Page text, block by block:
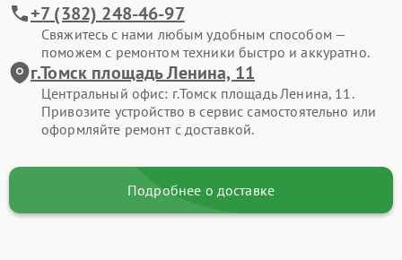
+7 (382) 248-46-97
Свяжитесь с нами любым удобным способом —
поможем с ремонтом техники быстро и аккуратно.
г.Томск площадь Ленина, 11
Центральный офис: г.Томск площадь Ленина, 11.
Привозите устройство в сервис самостоятельно или
оформляйте ремонт с доставкой.
Подробнее о доставке